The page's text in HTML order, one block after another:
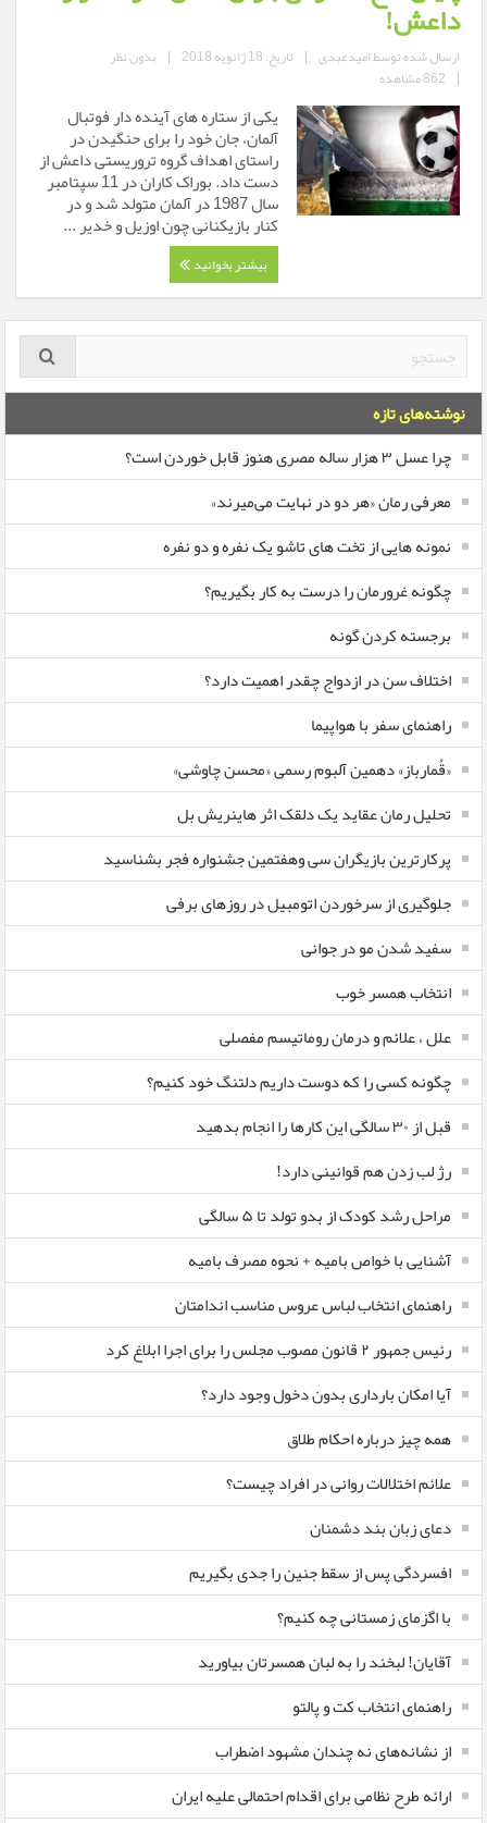
داعش!
ارسال شده توسطامیدعبدی | تاریخ: 18 ژانویه 2018 | بدون نظر
| 862 مشاهده
یکی از ستاره های آینده دار فوتبال
آلمان، جان خود را برای حنگیدن در
راستای اهداف گروه تروریستی داعش از
دست داد. بوراک کاران در 11 سپتامبر
سال 1987 در آلمان متولد شد و در
کنار بازیکنانی چون اوزیل و خدیر ...
بیشتر بخوانید
نوشته‌های تازه
چرا عسل ۳ هزار ساله‌ مصری هنوز قابل خوردن است؟
معرفی رمان «هر دو در نهایت می‌میرند»
نمونه هایی از تخت های تاشو یک نفره و دو نفره
چگونه غرورمان را درست به کار بگیریم؟
برجسته کردن گونه
اختلاف سن در ازدواج چقدر اهمیت دارد؟
راهنمای سفر با هواپیما
«قُمارباز» دهمین آلبوم رسمی «محسن چاوشی»
تحلیل رمان عقاید یک دلقک اثر هاینریش بل
پرکارترین بازیگران سی وهفتمین جشنواره فجر بشناسید
جلوگیری از سرخوردن اتومبیل در روزهای برفی
سفید شدن مو در جوانی
انتخاب همسر خوب
علل ، علائم و درمان روماتیسم مفصلی
چگونه کسی را که دوست داریم دلتنگ خود کنیم؟
قبل از ۳۰ سالگی این کارها را انجام بدهید
رژ لب زدن هم قوانینی دارد!
مراحل رشد کودک از بدو تولد تا ۵ سالگی
آشنایی با خواص بامیه + نحوه مصرف بامیه
راهنمای انتخاب لباس عروس مناسب اندامتان
رئیس جمهور ۲ قانون مصوب مجلس را برای اجرا ابلاغ کرد
آیا امکان بارداری بدون دخول وجود دارد؟
همه چیز درباره احکام طلاق
علائم اختلالات روانی در افراد چیست؟
دعای زبان بند دشمنان
افسردگی پس از سقط جنین را جدی بگیریم
با اگزمای زمستانی چه کنیم؟
آقایان! لبخند را به لبان همسرتان بیاورید
راهنمای انتخاب کت و پالتو
از نشانه‌های نه چندان مشهود اضطراب
ارائه طرح نظامی برای اقدام احتمالی علیه ایران